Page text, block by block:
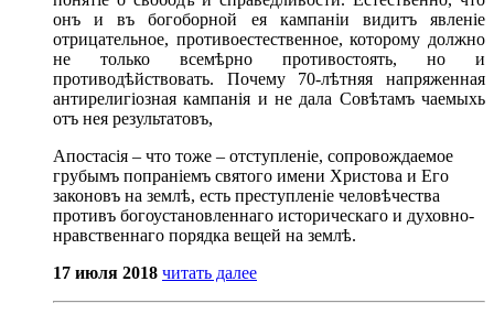
онъ и въ богоборной ея кампаніи видитъ явленіе
отрицательное, противоестественное, которому должно
не только всемѣрно противостоять, но и
противодѣйствовать. Почему 70-лѣтняя напряженная
антирелигіозная кампанія и не дала Совѣтамъ чаемыхь
отъ нея результатовъ,
Апостасія – что тоже – отступленіе, сопровождаемое
грубымъ попраніемъ святого имени Христова и Его
законовъ на землѣ, есть преступленіе человѣчества
противъ богоустановленнаго историческаго и духовно-
нравственнаго порядка вещей на землѣ.
17 июля 2018 читать далее